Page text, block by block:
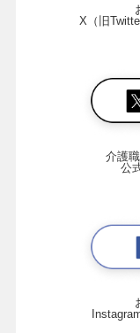
X（旧
介護
公